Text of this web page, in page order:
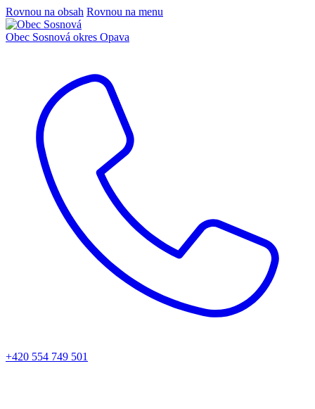
Rovnou na obsah Rovnou na menu
Obec Sosnová okres Opava
+420 554 749 501